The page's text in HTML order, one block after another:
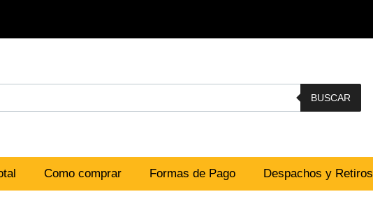
BUSCAR
Como comprar Formas de Pago Despachos y Retiros